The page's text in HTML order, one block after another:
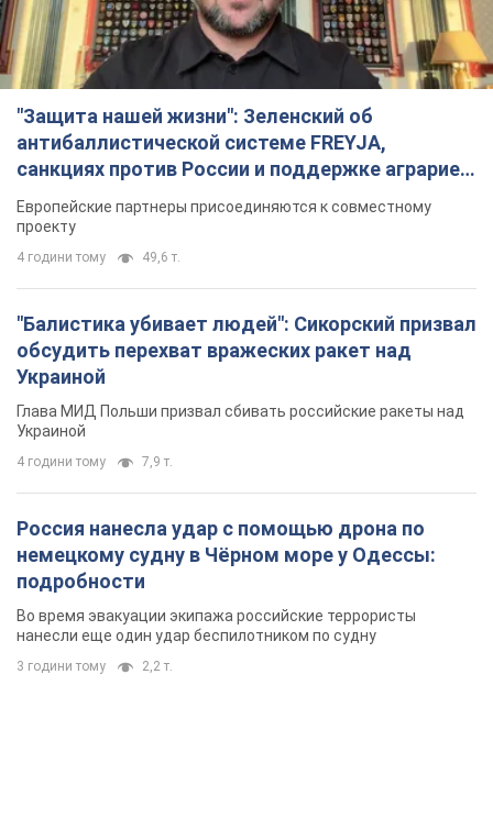
"Защита нашей жизни": Зеленский об
антибаллистической системе FREYJA,
санкциях против России и поддержке аграриев.
Видео
Европейские партнеры присоединяются к совместному
проекту
4 години тому 49,6 т.
"Балистика убивает людей": Сикорский призвал
обсудить перехват вражеских ракет над
Украиной
Глава МИД Польши призвал сбивать российские ракеты над
Украиной
4 години тому 7,9 т.
Россия нанесла удар с помощью дрона по
немецкому судну в Чёрном море у Одессы:
подробности
Во время эвакуации экипажа российские террористы
нанесли еще один удар беспилотником по судну
3 години тому 2,2 т.